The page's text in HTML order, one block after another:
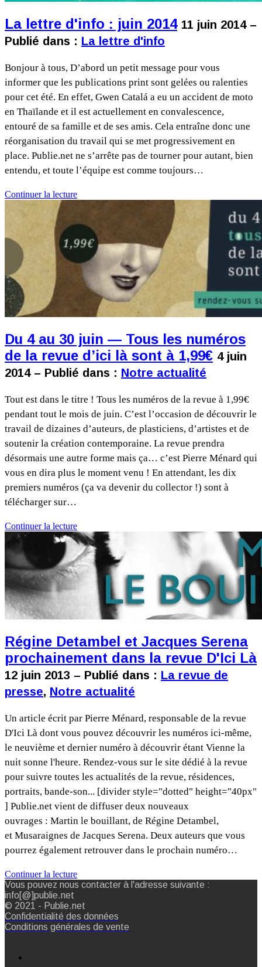
La lettre d'info : juin 2014 11 juin 2014 –
Publié dans : La lettre d'info
Bonjour à tous, D’abord un petit message pour vous
informer que les publications print sont gelées ou ralenties
pour cet été. En effet, Gwen Catalá a eu un accident de moto
en Thaïlande et il est actuellement en convalescence,
entouré de sa famille et de ses amis. Cela entraîne donc une
réorganisation du travail qui se met progressivement en
place. Publie.net ne s’arrête pas de tourner pour autant, bien
entendu, et toute l’équipe est comme toujours…
Continuer la lecture
Du 4 au 30 juin — Tous les numéros
de la revue d’ici là sont à 1,99€ 4 juin
2014 – Publié dans : Notre actualité
Tout est dans le titre ! Tous les numéros de la revue à 1,99€
pendant tout le mois de juin. C’est l’occasion de découvrir le
travail de dizaines d’auteurs, de plasticiens, d’artistes et de
soutenir la création contemporaine. La revue prendra
désormais une autre forme mais ça… c’est Pierre Ménard qui
vous en dira plus le moment venu ! En attendant, les dix
premiers numéros (ça va devenir du collector !) sont à
télécharger sur…
Continuer la lecture
Régine Detambel et Jacques Serena
prochainement dans la revue D'Ici Là
12 juin 2013 – Publié dans : La revue de
presse, Notre actualité
Un article écrit par Pierre Ménard, responsable de la revue
D'Ici Là dont vous pouvez découvrir les numéros ici-même,
le neuvième et dernier numéro à découvrir étant Vienne la
nuit sonne l'heure. Rendez-vous sur le site dédié à la revue
pour suivre toutes les actualités de la revue, résidences,
portraits, bande-son... [divider style="dotted" height="40px"
] Publie.net vient de diffuser deux nouveaux
ouvrages : Martin le bouillant, de Régine Detambel,
et Musaraignes de Jacques Serena. Deux auteurs que vous
pourrez également retrouver dans le prochain numéro…
Continuer la lecture
Vous pouvez nous contacter à l'adresse suivante :
info[@]publie.net
© 2021 - Publie.net
Confidentialité des données
Conditions générales de vente